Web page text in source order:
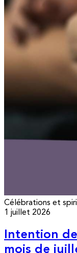
Célébrations et
1 juillet 2026
Intention
mois de